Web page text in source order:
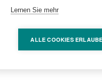
Lernen Sie mehr
ALLE COOKIES